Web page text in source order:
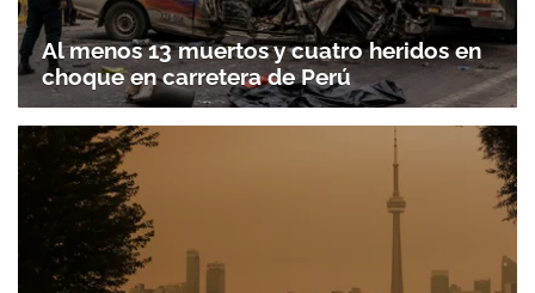
Al menos 13 muertos y cuatro heridos en
choque en carretera de Perú